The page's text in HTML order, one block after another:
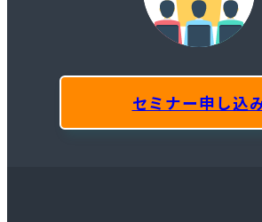
セミナー申し込